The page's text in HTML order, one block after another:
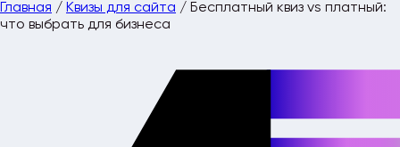
Главная / Квизы для сайта / Бесплатный квиз vs платный:
что выбрать для бизнеса